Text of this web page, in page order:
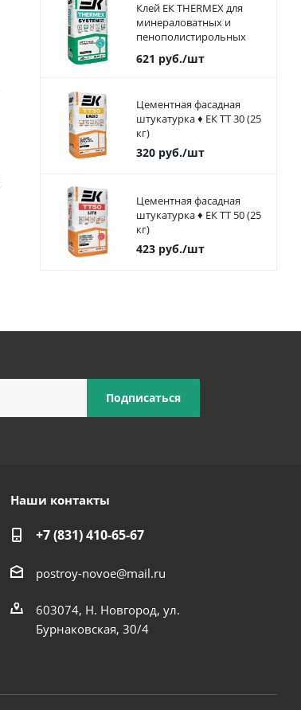
Клей ЕК THERMEX для
минераловатных и
пенополистирольных
плит 25 кг
621 руб./шт
Цементная фасадная
штукатурка ♦ ЕК ТТ 30 (25
кг)
320руб./шт
Цементная фасадная
штукатурка ♦ ЕК ТТ 50 (25
кг)
423руб./шт
Наши контакты
+7 (831) 410-65-67
postroy-novoe@mail.ru
603074, Н. Новгород, ул.
Бурнаковская, 30/4